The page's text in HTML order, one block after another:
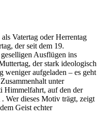
Vatertag oder Herrentag
der seit dem 19.
Ausflügen ins
der stark ideologisch
weniger aufgeladen – es geht
unter
Himmelfahrt, auf den der
Wer dieses Motiv trägt, zeigt
Geist echter